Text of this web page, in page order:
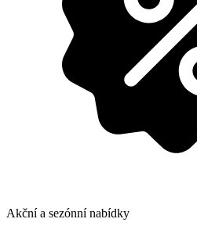
Akční a sezónní nabídky